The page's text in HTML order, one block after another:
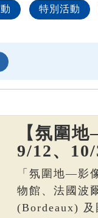
特別活動
【氛圍
9/12、
「氛圍地—影
物館、法國波
(Bordeaux) 及